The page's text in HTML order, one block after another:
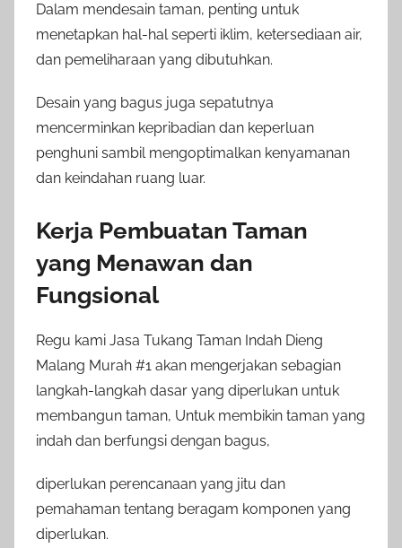
Dalam mendesain taman, penting untuk
menetapkan hal-hal seperti iklim, ketersediaan air,
dan pemeliharaan yang dibutuhkan.
Desain yang bagus juga sepatutnya
mencerminkan kepribadian dan keperluan
penghuni sambil mengoptimalkan kenyamanan
dan keindahan ruang luar.
Kerja Pembuatan Taman
yang Menawan dan
Fungsional
Regu kami Jasa Tukang Taman Indah Dieng
Malang Murah #1 akan mengerjakan sebagian
langkah-langkah dasar yang diperlukan untuk
membangun taman, Untuk membikin taman yang
indah dan berfungsi dengan bagus,
diperlukan perencanaan yang jitu dan
pemahaman tentang beragam komponen yang
diperlukan.